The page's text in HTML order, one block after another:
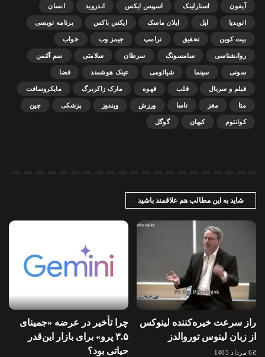
آیفون استارلینک اسپیس ایکس اندروید انسان
انویدیا اپل ایلان ماسک ایکس باکس برنامه نویسی
بیت کوین تحقیق ترامپ جیمز وب خواب
روانشناسی سامسونگ سرطان سلامتی سم آلتمن
سونی سینما شیائومی عینک هوشمند فضا
فیلم و سریال قلب قهوه مارک زاکربرگ مایکروسافت
متا مغز ناسا ورزش ویندوز پزشکی چین
کوانتوم کیهان گوگل
شاید به این مطالب هم علاقمند باشید
راز سرعت خیره‌کننده لینوکس
از زبان لینوس توروالدز
6 مرداد 1405
چرا تأخیر در عرضه «جمینای
۳.۵ پرو» برای بازار این‌قدر
حیاتی بود؟